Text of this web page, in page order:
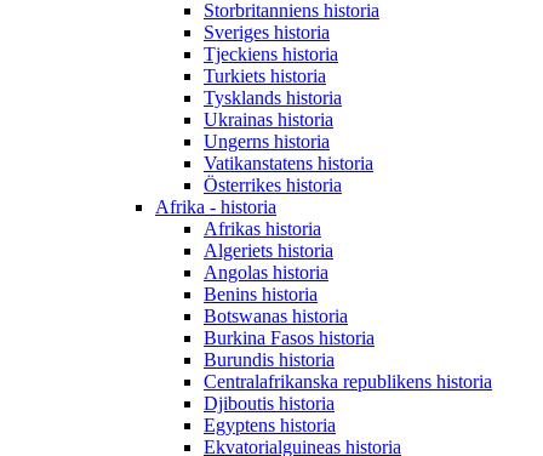
Storbritanniens historia
Sveriges historia
Tjeckiens historia
Turkiets historia
Tysklands historia
Ukrainas historia
Ungerns historia
Vatikanstatens historia
Österrikes historia
Afrika - historia
Afrikas historia
Algeriets historia
Angolas historia
Benins historia
Botswanas historia
Burkina Fasos historia
Burundis historia
Centralafrikanska republikens historia
Djiboutis historia
Egyptens historia
Ekvatorialguineas historia